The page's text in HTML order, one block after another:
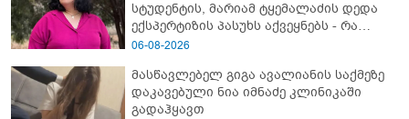
სტუდენტის, მარიამ ტყემალაძის დედა
ექსპერტიზის პასუხს აქვეყნებს - რა
გახდა გოგონას გარდაცვალების მიზეზი?
06-08-2026
მასწავლებელ გიგა ავალიანის საქმეზე
დაკავებული ნია იმნაძე კლინიკაში
გადაჰყავთ